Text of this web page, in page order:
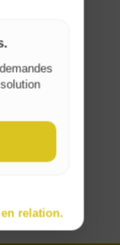
relation.